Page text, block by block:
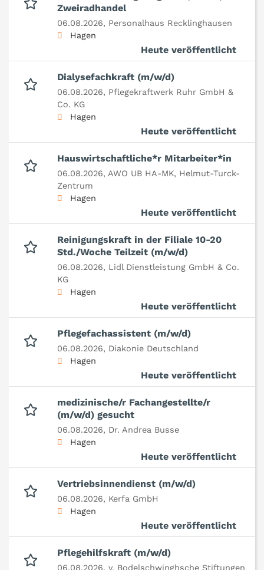
Zweiradhandel
06.08.2026, Personalhaus Recklinghausen
Hagen
Heute veröffentlicht
Dialysefachkraft (m/w/d)
06.08.2026, Pflegekraftwerk Ruhr GmbH &
Co. KG
Hagen
Heute veröffentlicht
Hauswirtschaftliche*r Mitarbeiter*in
06.08.2026, AWO UB HA-MK, Helmut-Turck-
Zentrum
Hagen
Heute veröffentlicht
Reinigungskraft in der Filiale 10-20
Std./Woche Teilzeit (m/w/d)
06.08.2026, Lidl Dienstleistung GmbH & Co.
KG
Hagen
Heute veröffentlicht
Pflegefachassistent (m/w/d)
06.08.2026, Diakonie Deutschland
Hagen
Heute veröffentlicht
medizinische/r Fachangestellte/r
(m/w/d) gesucht
06.08.2026, Dr. Andrea Busse
Hagen
Heute veröffentlicht
Vertriebsinnendienst (m/w/d)
06.08.2026, Kerfa GmbH
Hagen
Heute veröffentlicht
Pflegehilfskraft (m/w/d)
06.08.2026, v. Bodelschwinghsche Stiftungen